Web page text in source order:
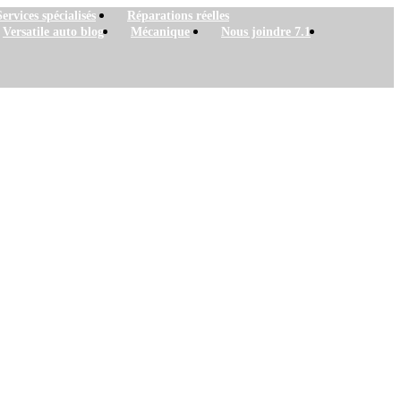
spécialisés
Réparations réelles
Versatile auto blog Mécanique Nous joindre 7.1